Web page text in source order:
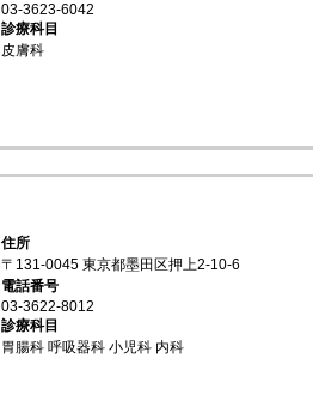
03-3623-6042
診療科目
皮膚科
住所
〒131-0045 東京都墨田区押上2-10-6
電話番号
03-3622-8012
診療科目
胃腸科 呼吸器科 小児科 内科